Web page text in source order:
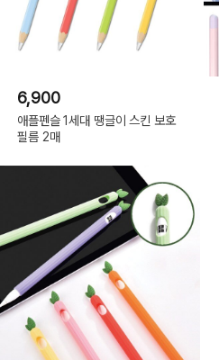
6,900
애플펜슬 1세대 땡글이 스킨 보호
필름 2매